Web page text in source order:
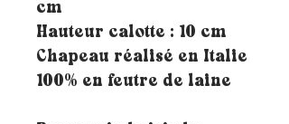
cm
Hauteur calotte : 10 cm
Chapeau réalisé en Italie
100% en feutre de laine